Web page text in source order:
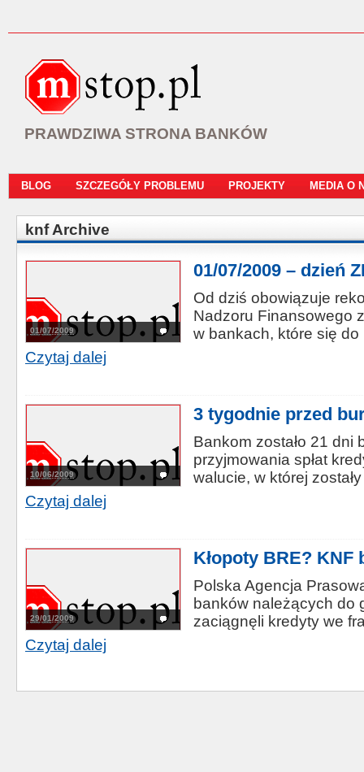
PRAWDZIWA STRONA BANKÓW
BLOG SZCZEGÓŁY PROBLEMU PROJEKTY MEDIA O
knf Archive
01/07/2009
01/07/2009 – dzień
Od dziś obowiązuje
Nadzoru Finansowego
w bankach, które się do
Czytaj dalej
10/06/2009
3 tygodnie przed
Bankom zostało 21 dni
przyjmowania spłat
walucie, w której
Czytaj dalej
29/01/2009
Kłopoty BRE? KNF
Polska Agencja
banków należących do
zaciągnęli kredyty we
Czytaj dalej